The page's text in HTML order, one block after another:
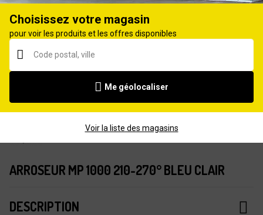
ARROSEUR MP 1000 210-270° BLEU CLAIR
DESCRIPTION
Choisissez votre magasin
pour voir les produits et les offres disponibles
Me géolocaliser
Voir la liste des magasins